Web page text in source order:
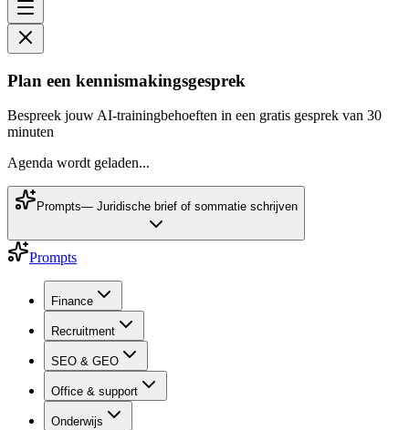
Plan een kennismakingsgesprek
Bespreek jouw AI-trainingbehoeften in een gratis gesprek van 30
minuten
Agenda wordt geladen...
Prompts— Juridische brief of sommatie schrijven
Prompts
Finance
Recruitment
SEO & GEO
Office & support
Onderwijs